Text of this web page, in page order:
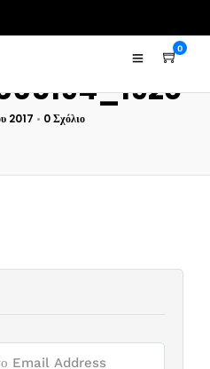
0
2017 • 0 Σχόλιο